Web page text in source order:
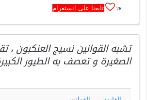
76 تابعنا على انستغرام
تشبه القوانين نسيج العنكبون ،
الصغيرة و تعصف به الطيور